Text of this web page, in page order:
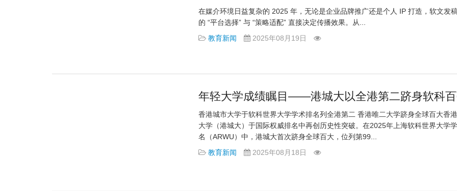
在媒介环境日益复杂的 2025 年，无论是企业品牌推广还是个人 IP 打造，软文发
的 “平台选择” 与 “策略适配” 直接决定传播效果。从...
教育新闻
2025年08月19日
年轻大学成绩瞩目——港城大以全港第二跻身软科
香港城市大学于软科世界大学学术排名列全港第二 香港唯二大学跻身全球百大香
大学（港城大）于国际权威排名中再创历史性突破。在2025年上海软科世界大学
名（ARWU）中，港城大首次跻身全球百大，位列第99...
教育新闻
2025年08月18日